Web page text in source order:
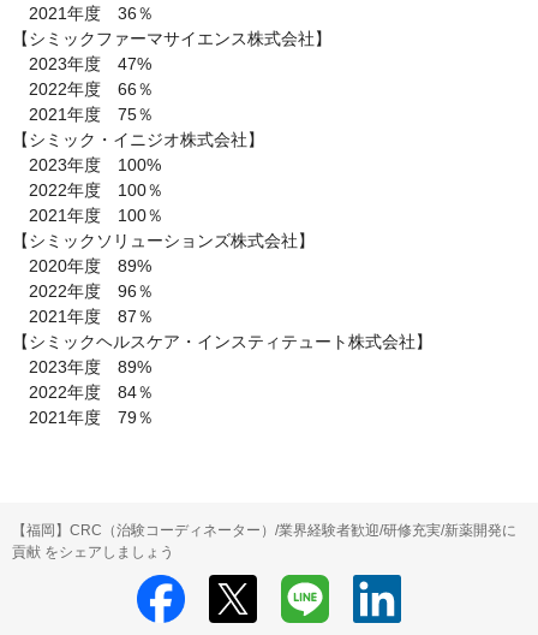
2021年度　36％
【シミックファーマサイエンス株式会社】
2023年度　47%
2022年度　66％
2021年度　75％
【シミック・イニジオ株式会社】
2023年度　100%
2022年度　100％
2021年度　100％
【シミックソリューションズ株式会社】
2020年度　89%
2022年度　96％
2021年度　87％
【シミックヘルスケア・インスティテュート株式会社】
2023年度　89%
2022年度　84％
2021年度　79％
【福岡】CRC（治験コーディネーター）/業界経験者歓迎/研修充実/新薬開発に
貢献 をシェアしましょう